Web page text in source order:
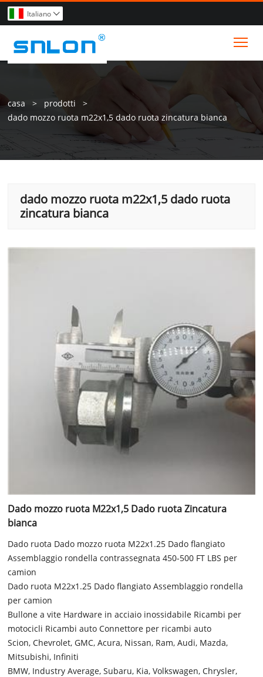
Italiano 
casa > prodotti
>
dado mozzo ruota m22x1,5 dado ruota zincatura bianca
dado mozzo ruota m22x1,5 dado ruota
zincatura bianca
Dado mozzo ruota M22x1,5 Dado ruota Zincatura
bianca
Dado ruota Dado mozzo ruota M22x1.25 Dado flangiato
Assemblaggio rondella contrassegnata 450-500 FT LBS per
camion
Dado ruota M22x1.25 Dado flangiato Assemblaggio rondella
per camion
Bullone a vite Hardware in acciaio inossidabile Ricambi per
motocicli Ricambi auto Connettore per ricambi auto
Scion, Chevrolet, GMC, Acura, Nissan, Ram, Audi, Mazda,
Mitsubishi, Infiniti
BMW, Industry Average, Subaru, Kia, Volkswagen, Chrysler,